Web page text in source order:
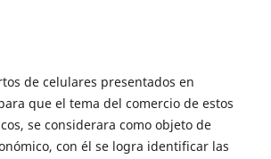
de celulares presentados en
que el tema del comercio de estos
se considerara como objeto de
con él se logra identificar las